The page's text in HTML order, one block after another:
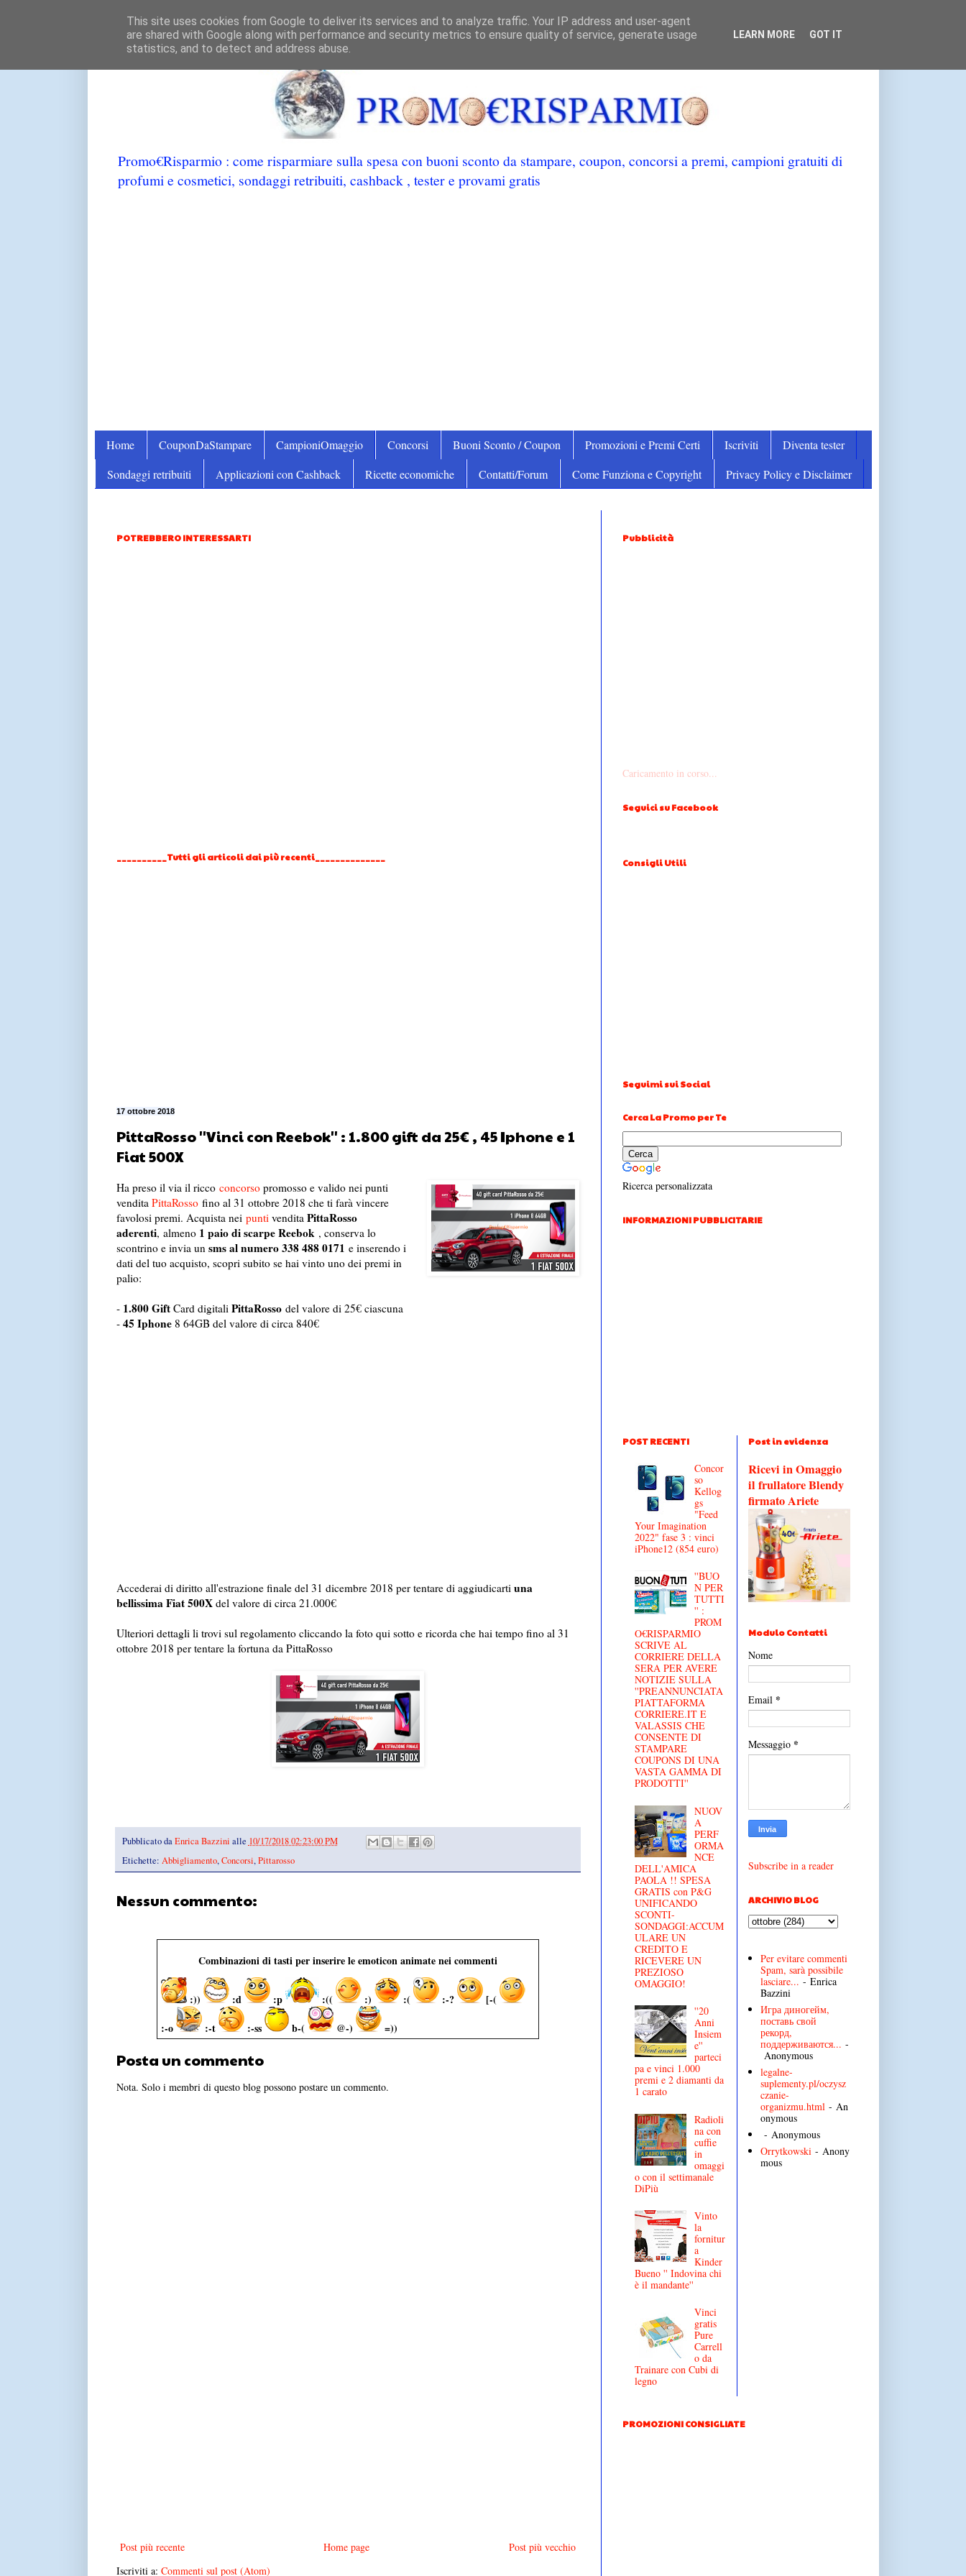
Promo€Risparmio : come risparmiare sulla spesa con buoni sconto da stampare, coupon, concorsi a premi, campioni gratuiti di
profumi e cosmetici, sondaggi retribuiti, cashback , tester e provami gratis
Home CouponDaStampare CampioniOmaggio Concorsi Buoni Sconto / Coupon Promozioni e Premi Certi Iscriviti
Diventa tester
Sondaggi retribuiti
Applicazioni con Cashback Ricette economiche Contatti/Forum Come Funziona e Copyright Privacy Policy e Disclaimer
POTREBBERO INTERESSARTI
__________Tutti gli articoli dai più recenti______________
17 ottobre 2018
PittaRosso ''Vinci con Reebok'' : 1.800 gift da 25€ , 45 Iphone e 1
Fiat 500X
Ha preso il via il ricco concorsopromosso e valido nei punti
vendita PittaRossofino al 31 ottobre 2018 che ti farà vincere
favolosi premi. Acquista nei puntivendita PittaRosso
aderenti, almeno 1 paio di scarpe Reebok, conserva lo
scontrino e invia un sms al numero 338 488 0171 e inserendo i
dati del tuo acquisto, scopri subito se hai vinto uno dei premi in
palio:
- 1.800 GiftCard digitali PittaRosso del valore di 25€ ciascuna
- 45 Iphone8 64GB del valore di circa 840€
Accederai di diritto all'estrazione finale del 31 dicembre 2018 per tentare di aggiudicarti una
bellissima Fiat 500X del valore di circa 21.000€
Ulteriori dettagli li trovi sul regolamento cliccando la foto qui sotto e ricorda che hai tempo fino al 31
ottobre 2018 per tentare la fortuna da PittaRosso
Pubblicato daEnrica Bazzini alle 10/17/2018 02:23:00 PM
Etichette: Abbigliamento,Concorsi,Pittarosso
Nessun commento:
Combinazioni di tasti per inserire le emoticon animate nei commenti
:)) :d :p :(( :) :( :-?
[-(
:-o
:-t :-ss b-( @-) =))
Posta un commento
Nota. Solo i membri di questo blog possono postare un commento.
Post più recente Post più vecchio
Home page
Iscriviti a: Commenti sul post (Atom)
Pubblicità
Caricamento in corso...
Seguici su Facebook
Consigli Utili
Seguimi sui Social
Cerca La Promo per Te
Ricerca personalizzata
INFORMAZIONI PUBBLICITARIE
POST RECENTI
Concor
so
Kellog
gs
"Feed
Your Imagination
2022" fase 3 : vinci
iPhone12 (854 euro)
''BUO
N PER
TUTTI
'' :
PROM
O€RISPARMIO
SCRIVE AL
CORRIERE DELLA
SERA PER AVERE
NOTIZIE SULLA
''PREANNUNCIATA
PIATTAFORMA
CORRIERE.IT E
VALASSIS CHE
CONSENTE DI
STAMPARE
COUPONS DI UNA
VASTA GAMMA DI
PRODOTTI''
NUOV
A
PERF
ORMA
NCE
DELL'AMICA
PAOLA !! SPESA
GRATIS con P&G
UNIFICANDO
SCONTI-
SONDAGGI:ACCUM
ULARE UN
CREDITO E
RICEVERE UN
PREZIOSO
OMAGGIO!
''20
Anni
Insiem
e''
parteci
pa e vinci 1.000
premi e 2 diamanti da
1 carato
Radioli
na con
cuffie
in
omaggi
o con il settimanale
DiPiù
Vinto
la
fornitur
a
Kinder
Bueno '' Indovina chi
è il mandante''
Vinci
gratis
Pure
Carrell
o da
Trainare con Cubi di
legno
Post in evidenza
Ricevi in Omaggio
il frullatore Blendy
firmato Ariete
Modulo Contatti
Nome
Email *
Messaggio *
Subscribe in a reader
ARCHIVIO BLOG
Per evitare commenti
Spam, sarà possibile
lasciare... - Enrica
Bazzini
Игра диногейм,
поставь свой
рекорд,
поддерживаются... -
Anonymous
legalne-
suplementy.pl/oczysz
czanie-
organizmu.html - An
onymous
- Anonymous
Orrytkowski - Anony
mous
PROMOZIONI CONSIGLIATE
This site uses cookies from Google to deliver its services and to analyze traffic. Your IP address and user-agent
are shared with Google along with performance and security metrics to ensure quality of service, generate usage
statistics, and to detect and address abuse.
LEARN MORE GOT IT